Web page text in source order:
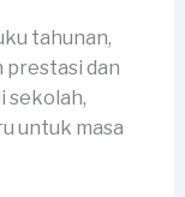
tahunan,
prestasi dan
sekolah,
untuk masa